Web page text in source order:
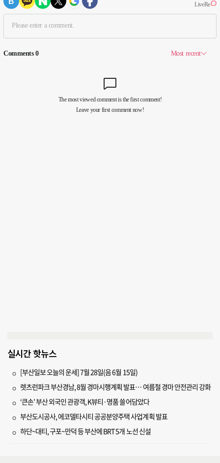
실시간 핫뉴스
[부산일보 오늘의 운세] 7월 28일(음 6월 15일)
렛츠런파크 부산경남, 8월 경마시행계획 발표… 여름철 경마 안전관리 강화
‘큰손’ 부산 외국인 관광객, K뷰티·명품 쓸어담았다
부산도시공사, 에코델타시티 공공분양주택 사업계획 발표
하단~대티, 구포~만덕 등 부산에 BRT 5개 노선 신설